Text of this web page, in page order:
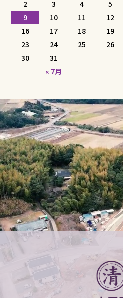
« 7月
2
3 4 5
9
10 11 12
16
17 18 19
23
24 25 26
30
31